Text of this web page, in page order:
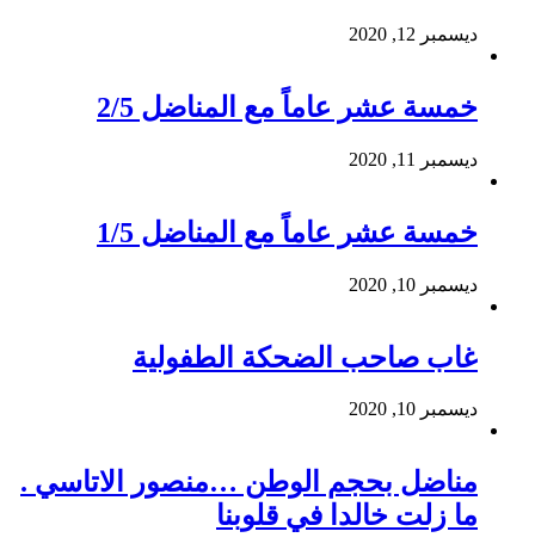
ديسمبر 12, 2020
خمسة عشر عاماً مع المناضل 2/5
ديسمبر 11, 2020
خمسة عشر عاماً مع المناضل 1/5
ديسمبر 10, 2020
غاب صاحب الضحكة الطفولية
ديسمبر 10, 2020
مناضل بحجم الوطن …منصور الاتاسي .
ما زلت خالدا في قلوبنا